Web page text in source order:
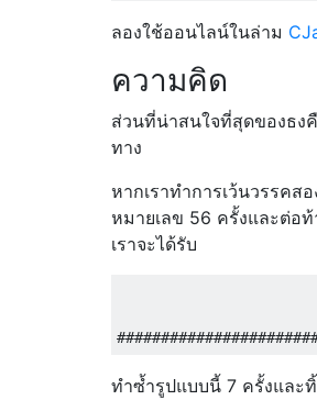
ลองใช้ออนไลน์ในล่าม
ความคิด
ส่วนที่น่าสนใจที่สุดของธง
ทาง
หากเราทำการเว้นวรรคส
หมายเลข 56 ครั้งและต่อ
เราจะได้รับ
ทำซ้ำรูปแบบนี้ 7 ครั้งและ